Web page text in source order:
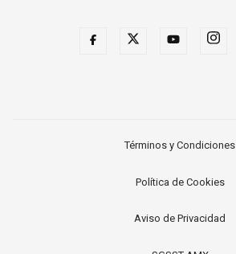
Términos y Condiciones
Política de Cookies
Aviso de Privacidad